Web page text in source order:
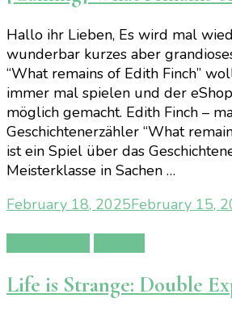
Hallo ihr Lieben, Es wird mal
wunderbar kurzes aber
“What remains of Edith Finch”
immer mal spielen und der
möglich gemacht. Edith Finch –
Geschichtenerzähler “What
ist ein Spiel über das
Meisterklasse in Sachen …
February 18, 2025February 15,
Life is Strange: Double